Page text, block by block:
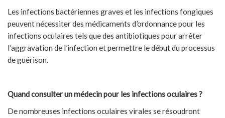
Les infections bactériennes graves et les infections fongiques
peuvent nécessiter des médicaments d’ordonnance pour les
infections oculaires tels que des antibiotiques pour arrêter
l’aggravation de l’infection et permettre le début du processus
de guérison.
Quand consulter un médecin pour les infections oculaires ?
De nombreuses infections oculaires virales se résoudront